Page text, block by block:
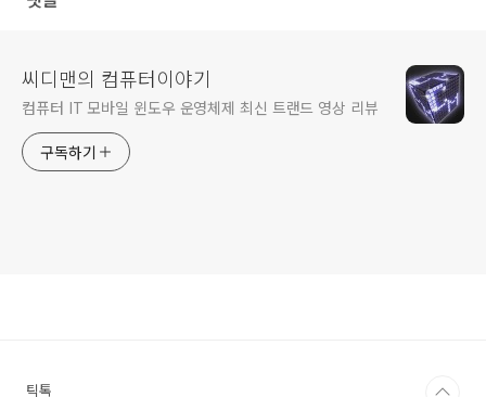
씨디맨의 컴퓨터이야기
컴퓨터 IT 모바일 윈도우 운영체제 최신 트랜드 영상 리뷰
구독하기
틱톡